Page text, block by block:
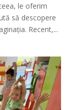
le oferim
să descopere
Recent,...